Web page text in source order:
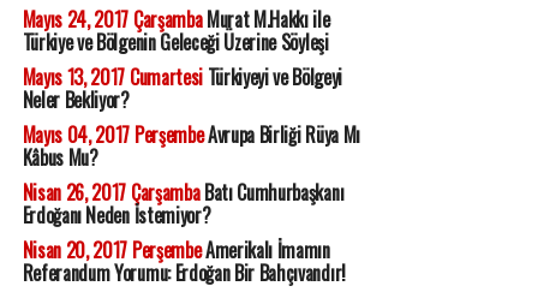
Mayıs 24, 2017 ÇarşambaMurat M.Hakkı ile
Türkiye ve Bölgenin Geleceği Üzerine Söyleşi
Mayıs 13, 2017 CumartesiTürkiyeyi ve Bölgeyi
Neler Bekliyor?
Mayıs 04, 2017 PerşembeAvrupa Birliği Rüya Mı
Kâbus Mu?
Nisan 26, 2017 ÇarşambaBatı Cumhurbaşkanı
Erdoğanı Neden İstemiyor?
Nisan 20, 2017 PerşembeAmerikalı İmamın
Referandum Yorumu: Erdoğan Bir Bahçıvandır!